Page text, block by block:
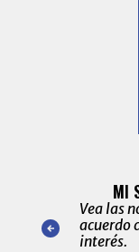
nuestro
para
MI
Vea las
acuerdo
interés.